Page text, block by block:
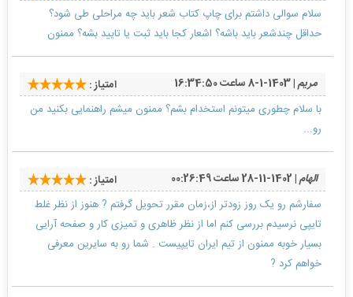
سلام سوالی داشتم برای چاپ کتاب شعر باید چه مراحلی طی شود؟
حداقل چندشعر باید باشه؟ اشعار کجا باید ثبت یا تایید بشه؟ ممنون
مریم| 1403-1-8 ساعت 16:34:50
امتیاز :
با سلام چطوری میتونم استخدام بشم؟ ممنون میشم راهنمایی بکنید من
رو...
الهام| 1402-11-28 ساعت 00:26:49
امتیاز :
سفارشم رو یک روز زودتر از،زمان مقرر تحویل گرفتم ? هنوز از نظر غلط
تایپی نرسیدم بررسی کنم اما از نظر ظاهری و تمیزی کار و صفحه آرایی
بسیار خوبه ممنون از تیم ایران تایپیست . شما رو به سایرین معرفی
خواهم کرد ?